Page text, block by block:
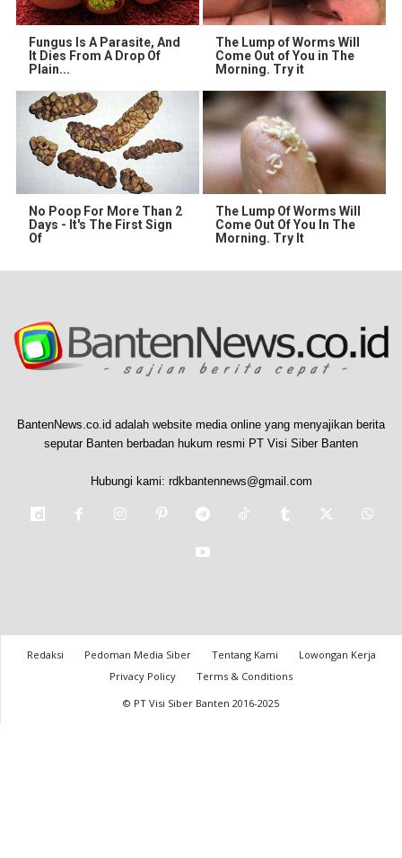
Fungus Is A Parasite, And
It Dies From A Drop Of
Plain...
The Lump of Worms Will
Come Out of You in The
Morning. Try it
No Poop For More Than 2
Days - It's The First Sign
Of
The Lump Of Worms Will
Come Out Of You In The
Morning. Try It
BantenNews.co.id adalah website media online yang menyajikan berita
seputar Banten berbadan hukum resmi PT Visi Siber Banten
Hubungi kami: rdkbantennews@gmail.com
Redaksi Pedoman Media Siber Tentang Kami
Lowongan Kerja
Privacy Policy
Terms & Conditions
© PT Visi Siber Banten 2016-2025